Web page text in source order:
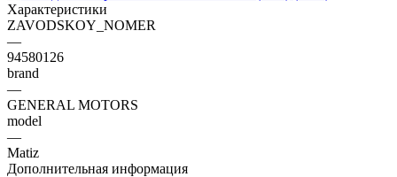
Характеристики
ZAVODSKOY_NOMER
—
94580126
brand
—
GENERAL MOTORS
model
—
Matiz
Дополнительная информация